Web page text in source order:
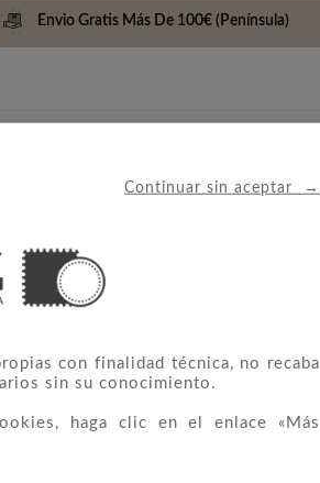
Continuar sin aceptar →
con finalidad técnica, no recaba
sin su conocimiento.
haga clic en el enlace «Más
Envio Gratis Más De 100€ (Península)